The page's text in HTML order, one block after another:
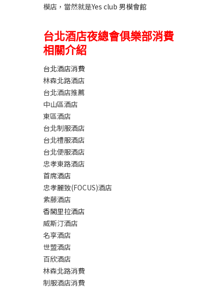
模店，當然就是Yes club 男模會館
台北酒店夜總會俱樂部消費
相關介紹
台北酒店消費
林森北路酒店
台北酒店推薦
中山區酒店
東區酒店
台北制服酒店
台北禮服酒店
台北便服酒店
忠孝東路酒店
首席酒店
忠孝麗致(FOCUS)酒店
紫藤酒店
香閣里拉酒店
威斯汀酒店
名享酒店
世盟酒店
百欣酒店
林森北路消費
制服酒店消費